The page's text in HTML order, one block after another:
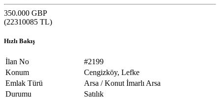
350.000 GBP
(22310085 TL)
Hızlı Bakış
İlan No
#2199
Konum
Cengizköy, Lefke
Emlak Türü
Arsa / Konut İmarlı Arsa
Durumu
Satılık